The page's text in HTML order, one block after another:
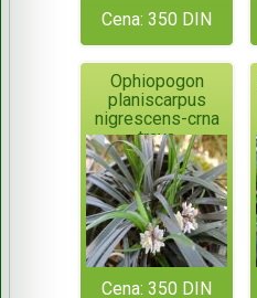
Cena: 350 DIN
Ophiopogon
planiscarpus
nigrescens-crna
trava
Cena: 350 DIN